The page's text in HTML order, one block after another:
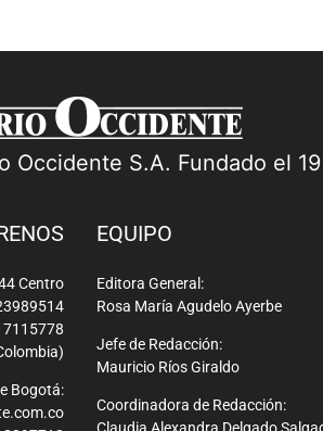
S.A. Fundado el
Centro
Bogotá:
EQUIPO
Editora General:
Rosa María Agudelo Ayerbe
Jefe de Redacción:
Mauricio Ríos Giraldo
Coordinadora de Redacción:
Claudia Alexandra Delgado